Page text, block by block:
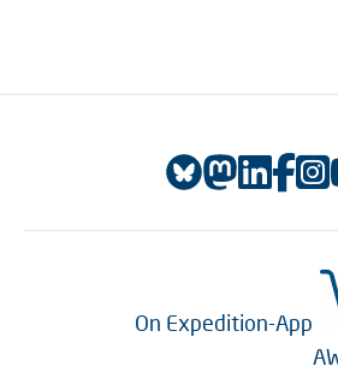
On Expedition-App